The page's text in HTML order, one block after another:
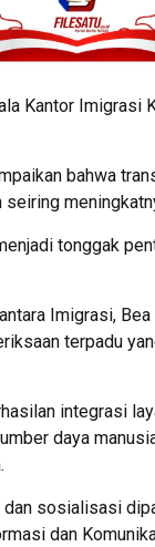
Kantor Imigrasi
bahwa
tonggak
Imigrasi, Bea
terpadu
integrasi
daya
sosialisasi
dan